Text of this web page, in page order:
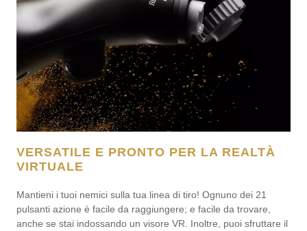
VERSATILE E PRONTO PER LA REALTÀ
VIRTUALE
Mantieni i tuoi nemici sulla tua linea di tiro! Ognuno dei 21
pulsanti azione è facile da raggiungere; e facile da trovare,
anche se stai indossando un visore VR. Inoltre, puoi sfruttare il